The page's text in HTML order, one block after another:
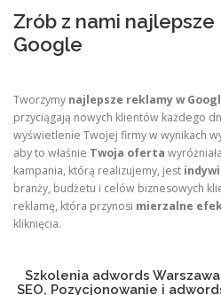
Zrób z nami najlepsze
Google
Tworzymy najlepsze reklamy w
przyciągają nowych klientów każdego
wyświetlenie Twojej firmy w wynikach
aby to właśnie Twoja oferta
kampania, którą realizujemy, jest
branży, budżetu i celów biznesowych
reklamę, która przynosi mierzalne
kliknięcia.
Szkolenia adwords
SEO, Pozycjonowanie i